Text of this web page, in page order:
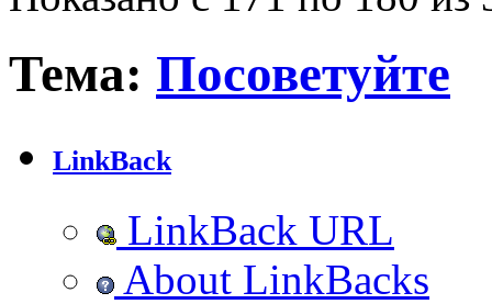
Тема: Посоветуйте
LinkBack
LinkBack URL
About LinkBacks